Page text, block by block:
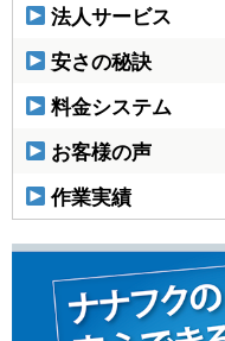
法人サービス
安さの秘訣
料金システム
お客様の声
作業実績